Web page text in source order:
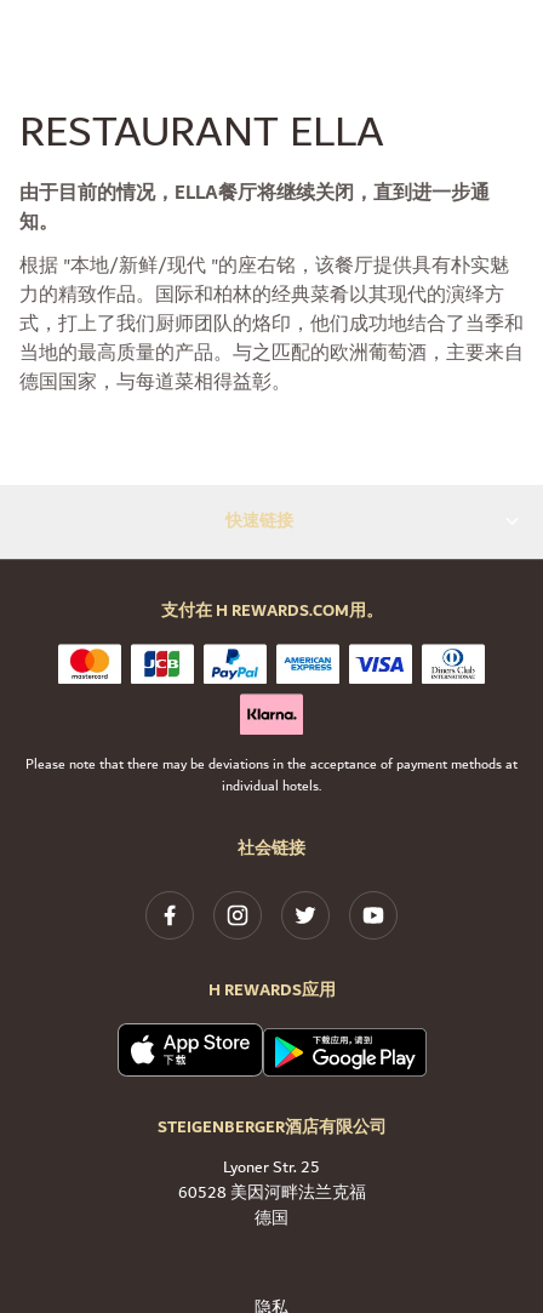
RESTAURANT ELLA
由于目前的情况，ELLA餐厅将继续关闭，直到进一步通
知。
根据 "本地/新鲜/现代 "的座右铭，该餐厅提供具有朴实魅
力的精致作品。国际和柏林的经典菜肴以其现代的演绎方
式，打上了我们厨师团队的烙印，他们成功地结合了当季和
当地的最高质量的产品。与之匹配的欧洲葡萄酒，主要来自
德国国家，与每道菜相得益彰。
快速链接
社会链接
H REWARDS应用
STEIGENBERGER酒店有限公司
Lyoner Str. 25
60528 美因河畔法兰克福
德国
支付在 H REWARDS.COM用。
Please note that there may be deviations in the acceptance of payment methods at
individual hotels.